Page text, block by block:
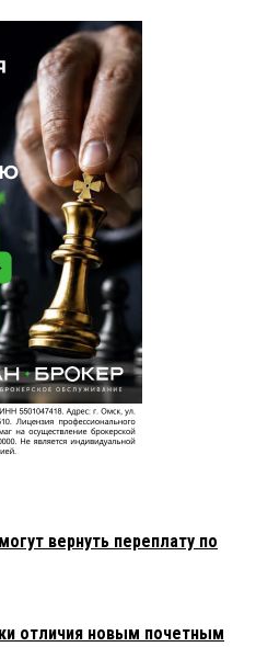
вернуть переплату по
отличия новым почетным